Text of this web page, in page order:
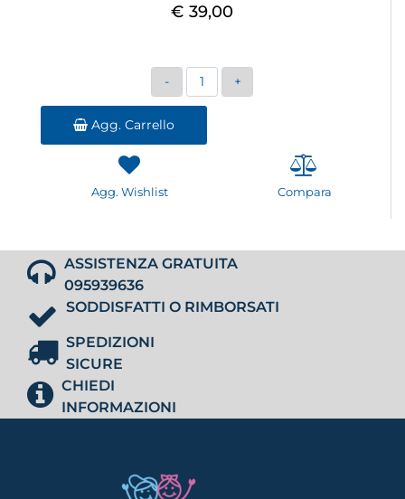
€ 39,00
Quantità
Agg. Carrello
Agg. Wishlist Compara
ASSISTENZA GRATUITA
095939636
SODDISFATTI O RIMBORSATI
SPEDIZIONI
SICURE
CHIEDI
INFORMAZIONI